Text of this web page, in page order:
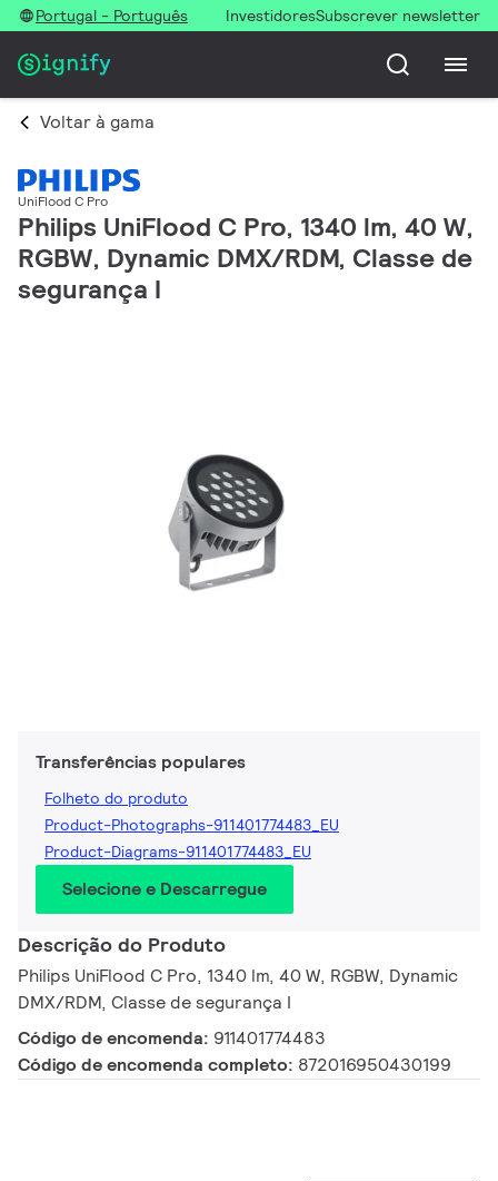
Portugal - Português InvestidoresSubscrever newsletter
Voltar à gama
UniFlood C Pro
Philips UniFlood C Pro, 1340 lm, 40 W,
RGBW, Dynamic DMX/RDM, Classe de
segurança I
Transferências populares
Folheto do produto
Product-Photographs-911401774483_EU
Product-Diagrams-911401774483_EU
Selecione e Descarregue
Descrição do Produto
Philips UniFlood C Pro, 1340 lm, 40 W, RGBW, Dynamic
DMX/RDM, Classe de segurança I
Código de encomenda: 911401774483
Código de encomenda completo: 872016950430199